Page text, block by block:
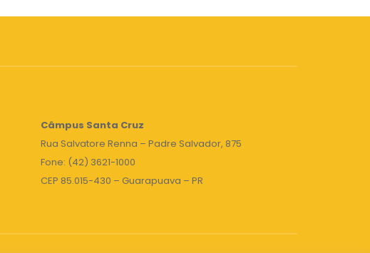
Câmpus Santa Cruz
Rua Salvatore Renna – Padre Salvador, 875
Fone: (42) 3621-1000
CEP 85.015-430 – Guarapuava – PR